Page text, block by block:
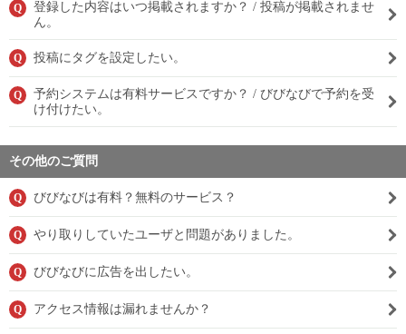
Q
登録した内容はいつ掲載されますか？ / 投稿が掲載されませ
ん。
Q 投稿にタグを設定したい。
Q
予約システムは有料サービスですか？ / びびなびで予約を受
け付けたい。
その他のご質問
Q びびなびは有料？無料のサービス？
Q やり取りしていたユーザと問題がありました。
Q びびなびに広告を出したい。
Q アクセス情報は漏れませんか？